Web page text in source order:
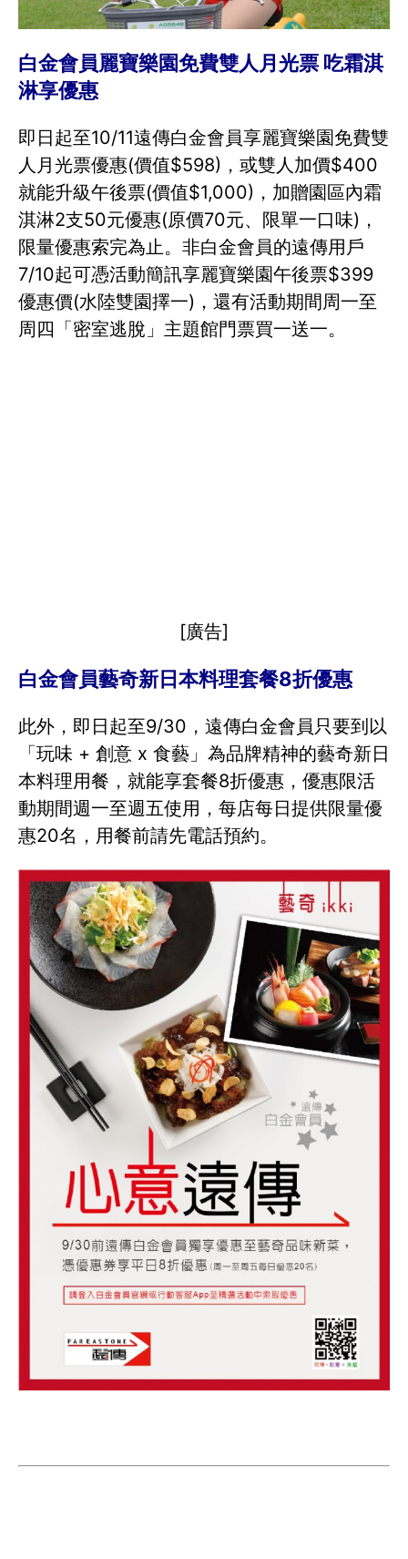
白金會員麗寶樂園免費雙人月光票 吃霜淇
淋享優惠
即日起至10/11遠傳白金會員享麗寶樂園免費雙
人月光票優惠(價值$598)，或雙人加價$400
就能升級午後票(價值$1,000)，加贈園區內霜
淇淋2支50元優惠(原價70元、限單一口味)，
限量優惠索完為止。非白金會員的遠傳用戶
7/10起可憑活動簡訊享麗寶樂園午後票$399
優惠價(水陸雙園擇一)，還有活動期間周一至
周四「密室逃脫」主題館門票買一送一。
[廣告]
白金會員藝奇新日本料理套餐8折優惠
此外，即日起至9/30，遠傳白金會員只要到以
「玩味 + 創意 x 食藝」為品牌精神的藝奇新日
本料理用餐，就能享套餐8折優惠，優惠限活
動期間週一至週五使用，每店每日提供限量優
惠20名，用餐前請先電話預約。